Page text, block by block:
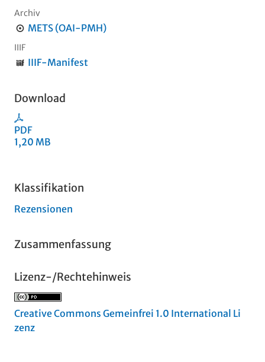
Archiv
METS (OAI-PMH)
IIIF
IIIF-Manifest
Download
PDF
1,20 MB
Klassifikation
Rezensionen
Zusammenfassung
Lizenz-/Rechtehinweis
Creative Commons Gemeinfrei 1.0 International Li
zenz